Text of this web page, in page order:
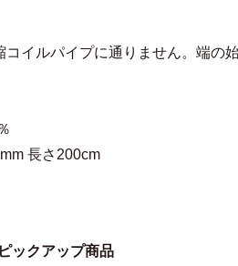
イルパイプに通りません。端の
長さ200cm
ピックアップ商品